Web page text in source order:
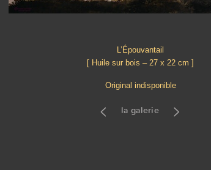
L’Épouvantail
[ Huile sur bois – 27 x 22 cm ]
Original indisponible
< la galerie >